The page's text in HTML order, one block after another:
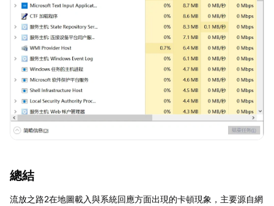
總結
流放之路2在地圖載入與系統回應方面出現的卡頓現象，主要源自網